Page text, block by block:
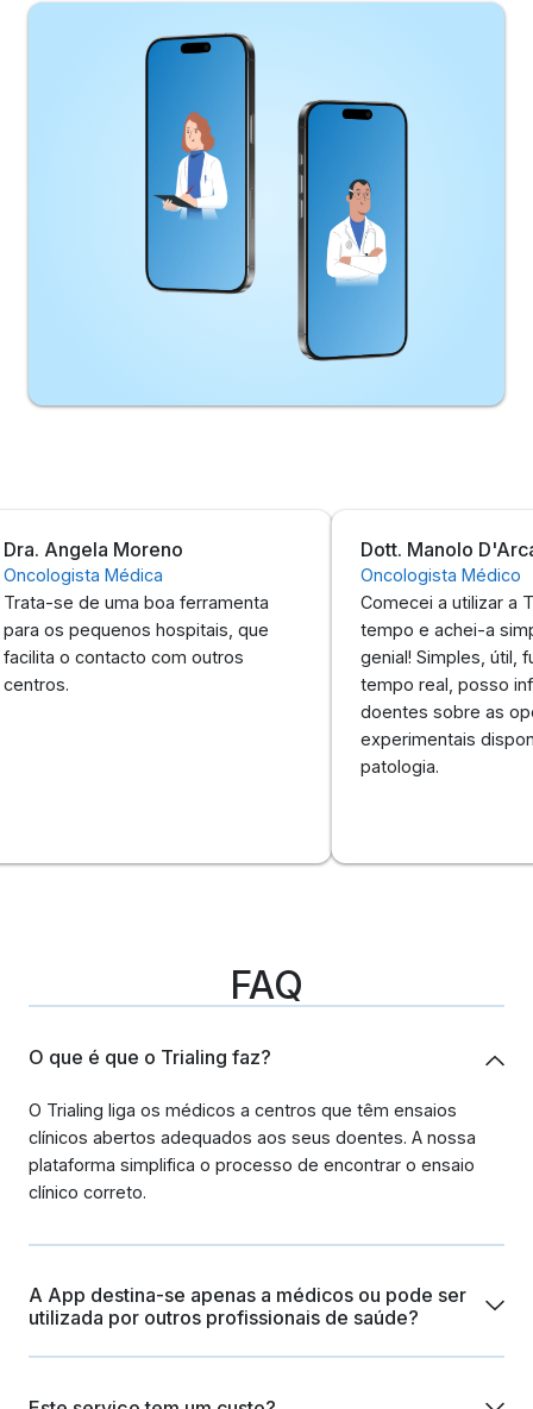
Angela Moreno
Médica
se de uma boa ferramenta
pequenos hospitais, que
o contacto com outros
Dott. Manolo
Oncologista Médico
Comecei a utilizar a
tempo e achei-a
genial! Simples, útil,
tempo real, posso
doentes sobre as opções
experimentais
patologia.
FAQ
O que é que o Trialing faz?
O Trialing liga os médicos a centros que têm ensaios
clínicos abertos adequados aos seus doentes. A nossa
plataforma simplifica o processo de encontrar o ensaio
clínico correto.
A App destina-se apenas a médicos ou pode ser
utilizada por outros profissionais de saúde?
para médicos, outros profissionais de saúde também